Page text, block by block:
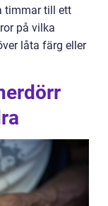
timmar till ett
på vilka
låta färg eller